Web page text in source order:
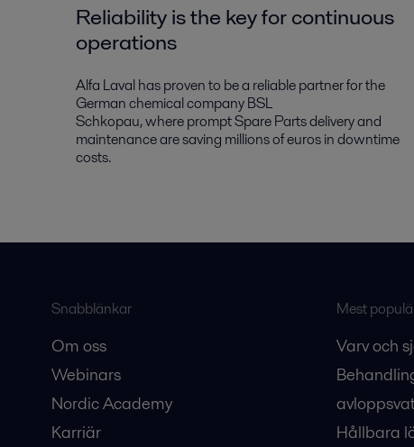
Reliability is the key for continuous
operations
Alfa Laval has proven to be a reliable partner for the
German chemical company BSL
Schkopau, where prompt Spare Parts delivery and
maintenance are saving millions of euros in downtime
costs.
Snabblänkar
Om oss
Webinars
Nordic Academy
Karriär
Mest
Varv och
Hållbara